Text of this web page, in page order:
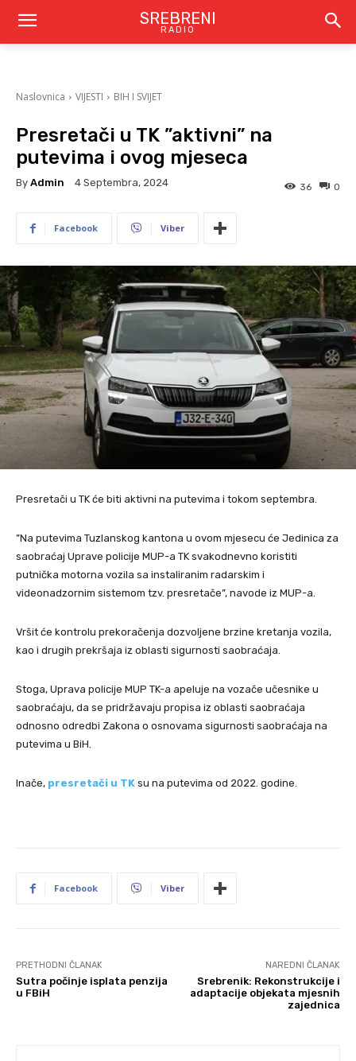
SREBRENI
RADIO
Naslovnica VIJESTI BIH I SVIJET
Presretači u TK ”aktivni” na
putevima i ovog mjeseca
By Admin 4 Septembra, 2024 0
36
Facebook Viber
Presretači u TK će biti aktivni na putevima i tokom septembra.
”Na putevima Tuzlanskog kantona u ovom mjesecu će Jedinica za
saobraćaj Uprave policije MUP-a TK svakodnevno koristiti
putnička motorna vozila sa instaliranim radarskim i
videonadzornim sistemom tzv. presretače”, navode iz MUP-a.
Vršit će kontrolu prekoračenja dozvoljene brzine kretanja vozila,
kao i drugih prekršaja iz oblasti sigurnosti saobraćaja.
Stoga, Uprava policije MUP TK-a apeluje na vozače učesnike u
saobraćaju, da se pridržavaju propisa iz oblasti saobraćaja
odnosno odredbi Zakona o osnovama sigurnosti saobraćaja na
putevima u BiH.
Inače, presretači u TK su na putevima od 2022. godine.
Facebook Viber
PRETHODNI ČLANAK
Sutra počinje isplata penzija
u FBiH
NAREDNI ČLANAK
Srebrenik: Rekonstrukcije i
adaptacije objekata mjesnih
zajednica